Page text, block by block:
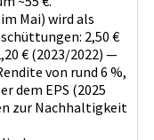
Mai) wird als
2,50 €
€ (2023/2022) —
von rund 6 %,
dem EPS (2025
zur Nachhaltigkeit